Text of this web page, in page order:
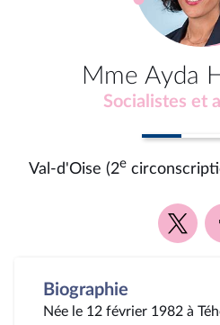
Mme Ayda
Socialistes et
Val-d'Oise (2e
Voir
la
Biographie
Née le 12 février 1982 à